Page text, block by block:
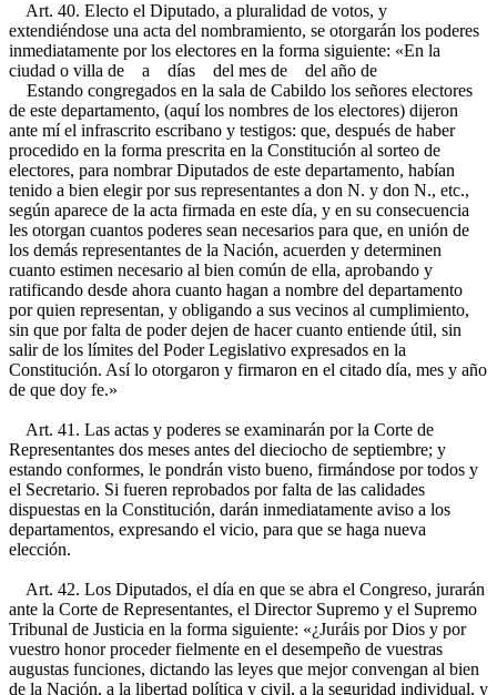
Art. 40. Electo el Diputado, a pluralidad de votos, y
extendiéndose una acta del nombramiento, se otorgarán los poderes
inmediatamente por los electores en la forma siguiente: «En la
ciudad o villa de a días del mes de del año de
Estando congregados en la sala de Cabildo los señores electores
de este departamento, (aquí los nombres de los electores) dijeron
ante mí el infrascrito escribano y testigos: que, después de haber
procedido en la forma prescrita en la Constitución al sorteo de
electores, para nombrar Diputados de este departamento, habían
tenido a bien elegir por sus representantes a don N. y don N., etc.,
según aparece de la acta firmada en este día, y en su consecuencia
les otorgan cuantos poderes sean necesarios para que, en unión de
los demás representantes de la Nación, acuerden y determinen
cuanto estimen necesario al bien común de ella, aprobando y
ratificando desde ahora cuanto hagan a nombre del departamento
por quien representan, y obligando a sus vecinos al cumplimiento,
sin que por falta de poder dejen de hacer cuanto entiende útil, sin
salir de los límites del Poder Legislativo expresados en la
Constitución. Así lo otorgaron y firmaron en el citado día, mes y año
de que doy fe.»
Art. 41. Las actas y poderes se examinarán por la Corte de
Representantes dos meses antes del dieciocho de septiembre; y
estando conformes, le pondrán visto bueno, firmándose por todos y
el Secretario. Si fueren reprobados por falta de las calidades
dispuestas en la Constitución, darán inmediatamente aviso a los
departamentos, expresando el vicio, para que se haga nueva
elección.
Art. 42. Los Diputados, el día en que se abra el Congreso, jurarán
ante la Corte de Representantes, el Director Supremo y el Supremo
Tribunal de Justicia en la forma siguiente: «¿Juráis por Dios y por
vuestro honor proceder fielmente en el desempeño de vuestras
augustas funciones, dictando las leyes que mejor convengan al bien
de la Nación, a la libertad política y civil, a la seguridad individual, y